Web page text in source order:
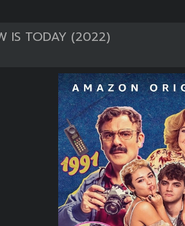
IS TODAY (2022)